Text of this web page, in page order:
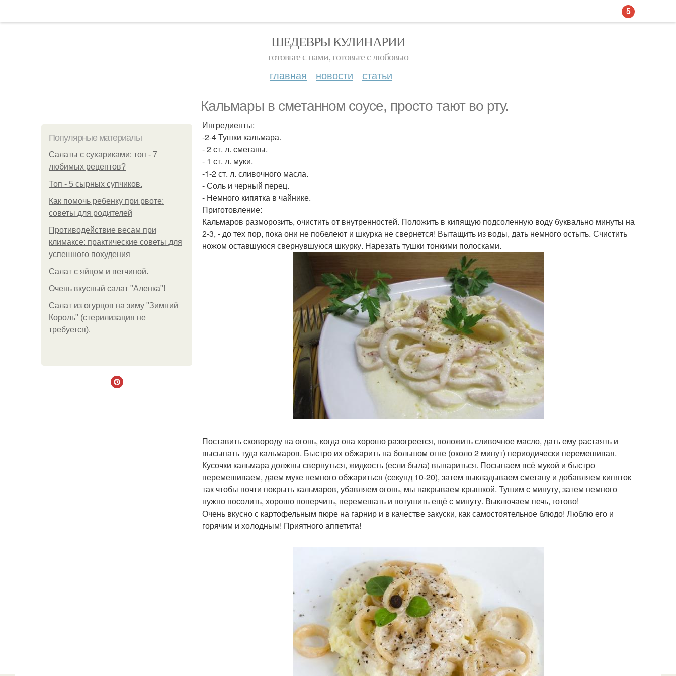
ШЕДЕВРЫ КУЛИНАРИИ
готовьте с нами, готовьте с любовью
главная новости статьи
Кальмары в сметанном соусе, просто тают во рту.
Популярные материалы
Салаты с сухариками: топ - 7
любимых рецептов?
Топ - 5 сырных супчиков.
Как помочь ребенку при рвоте:
советы для родителей
Противодействие весам при
климаксе: практические советы для
успешного похудения
Салат с яйцом и ветчиной.
Очень вкусный салат "Аленка"!
Салат из огурцов на зиму "Зимний
Король" (стерилизация не
требуется).
Ингредиенты:
-2-4 Тушки кальмара.
- 2 ст. л. сметаны.
- 1 ст. л. муки.
-1-2 ст. л. сливочного масла.
- Соль и черный перец.
- Немного кипятка в чайнике.
Приготовление:
Кальмаров разморозить, очистить от внутренностей. Положить в кипящую подсоленную воду буквально минуты на
2-3, - до тех пор, пока они не побелеют и шкурка не свернется! Вытащить из воды, дать немного остыть. Счистить
ножом оставшуюся свернувшуюся шкурку. Нарезать тушки тонкими полосками.
Поставить сковороду на огонь, когда она хорошо разогреется, положить сливочное масло, дать ему растаять и
высыпать туда кальмаров. Быстро их обжарить на большом огне (около 2 минут) периодически перемешивая.
Кусочки кальмара должны свернуться, жидкость (если была) выпариться. Посыпаем всё мукой и быстро
перемешиваем, даем муке немного обжариться (секунд 10-20), затем выкладываем сметану и добавляем кипяток
так чтобы почти покрыть кальмаров, убавляем огонь, мы накрываем крышкой. Тушим с минуту, затем немного
нужно посолить, хорошо поперчить, перемешать и потушить ещё с минуту. Выключаем печь, готово!
Очень вкусно с картофельным пюре на гарнир и в качестве закуски, как самостоятельное блюдо! Люблю его и
горячим и холодным! Приятного аппетита!
5